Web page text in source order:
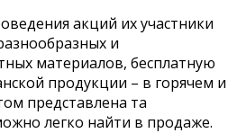
акций их участники
и
материалов, бесплатную
продукции – в горячем и
представлена та
легко найти в продаже.